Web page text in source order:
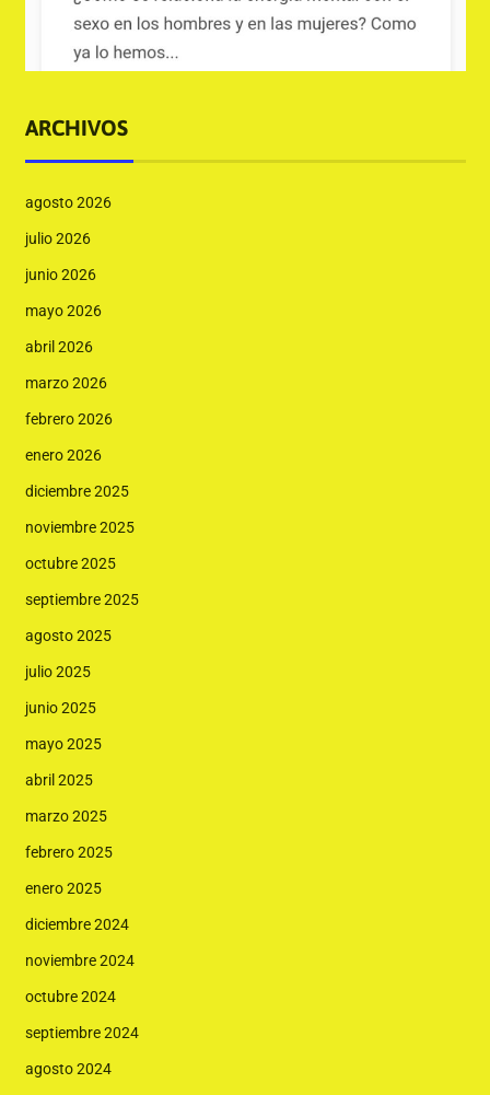
ARCHIVOS
agosto 2026
julio 2026
junio 2026
mayo 2026
abril 2026
marzo 2026
febrero 2026
enero 2026
diciembre 2025
noviembre 2025
octubre 2025
septiembre 2025
agosto 2025
julio 2025
junio 2025
mayo 2025
abril 2025
marzo 2025
febrero 2025
enero 2025
diciembre 2024
noviembre 2024
octubre 2024
septiembre 2024
agosto 2024